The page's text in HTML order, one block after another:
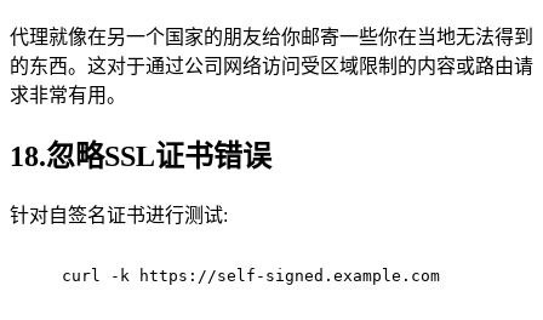
代理就像在另一个国家的朋友给你邮寄一些你在当地无法得到
的东西。这对于通过公司网络访问受区域限制的内容或路由请
求非常有用。
18.忽略SSL证书错误
针对自签名证书进行测试:
curl -k https://self-signed.example.com